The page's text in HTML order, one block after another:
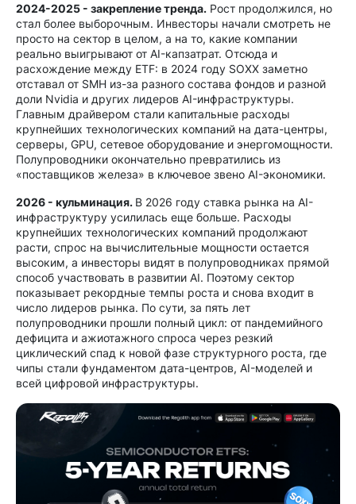
2024-2025 - закрепление тренда. Рост продолжился, но
стал более выборочным. Инвесторы начали смотреть не
просто на сектор в целом, а на то, какие компании
реально выигрывают от AI-капзатрат. Отсюда и
расхождение между ETF: в 2024 году SOXX заметно
отставал от SMH из-за разного состава фондов и разной
доли Nvidia и других лидеров AI-инфраструктуры.
Главным драйвером стали капитальные расходы
крупнейших технологических компаний на дата-центры,
серверы, GPU, сетевое оборудование и энергомощности.
Полупроводники окончательно превратились из
«поставщиков железа» в ключевое звено AI-экономики.
2026 - кульминация. В 2026 году ставка рынка на AI-
инфраструктуру усилилась еще больше. Расходы
крупнейших технологических компаний продолжают
расти, спрос на вычислительные мощности остается
высоким, а инвесторы видят в полупроводниках прямой
способ участвовать в развитии AI. Поэтому сектор
показывает рекордные темпы роста и снова входит в
число лидеров рынка. По сути, за пять лет
полупроводники прошли полный цикл: от пандемийного
дефицита и ажиотажного спроса через резкий
циклический спад к новой фазе структурного роста, где
чипы стали фундаментом дата-центров, AI-моделей и
всей цифровой инфраструктуры.